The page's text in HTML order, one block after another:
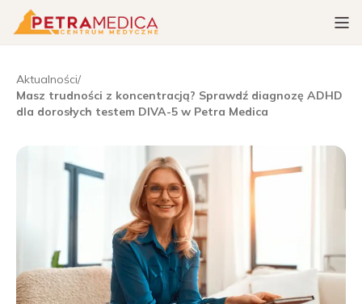
Aktualności/
Masz trudności z koncentracją? Sprawdź diagnozę ADHD
dla dorosłych testem DIVA-5 w Petra Medica